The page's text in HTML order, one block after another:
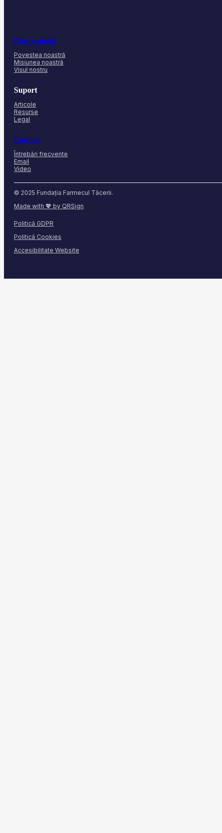
Cine suntem
Povestea noastră
Misiunea noastră
Visul nostru
Suport
Articole
Resurse
Legal
Contact
Întrebări frecvente
Email
Video
© 2025 Fundația Farmecul Tăcerii.
Made with 💖 by QRSign
Politică GDPR
Politică Cookies
Accesibilitate Website